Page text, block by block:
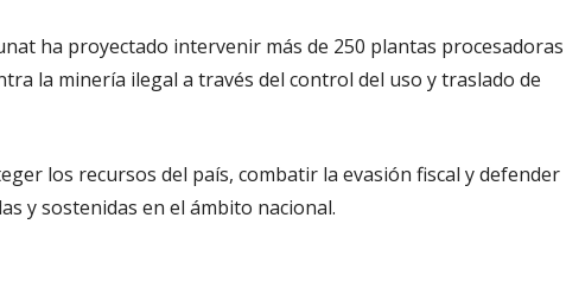
ha proyectado intervenir más de 250 plantas procesadoras
la minería ilegal a través del control del uso y traslado de
los recursos del país, combatir la evasión fiscal y defender
y sostenidas en el ámbito nacional.